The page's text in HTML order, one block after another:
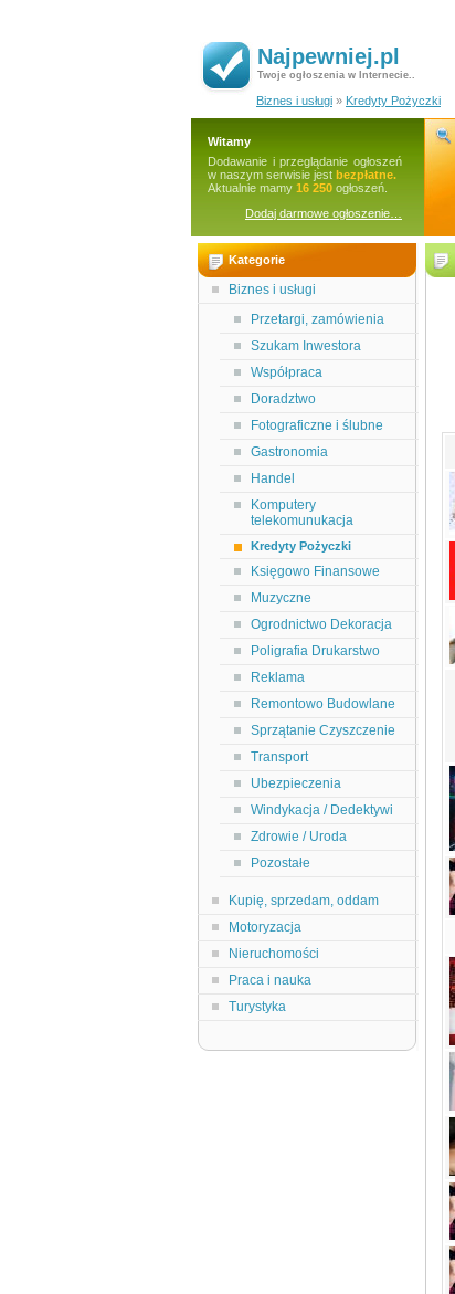
Najpewniej.pl
Twoje ogłoszenia w Internecie..
Biznes i usługi » Kredyty Pożyczki
Witamy
Dodawanie i przeglądanie ogłoszeń
w naszym serwisie jest bezpłatne.
Aktualnie mamy 16 250 ogłoszeń.
Dodaj darmowe ogłoszenie…
Kategorie
Biznes i usługi
Przetargi, zamówienia
Szukam Inwestora
Współpraca
Doradztwo
Fotograficzne i ślubne
Gastronomia
Handel
Komputery
telekomunukacja
Kredyty Pożyczki
Księgowo Finansowe
Muzyczne
Ogrodnictwo Dekoracja
Poligrafia Drukarstwo
Reklama
Remontowo Budowlane
Sprzątanie Czyszczenie
Transport
Ubezpieczenia
Windykacja / Dedektywi
Zdrowie / Uroda
Pozostałe
Kupię, sprzedam, oddam
Motoryzacja
Nieruchomości
Praca i nauka
Turystyka